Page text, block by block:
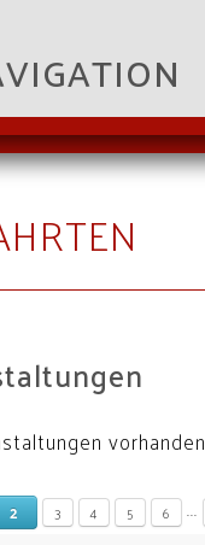
vorhanden
2 3 4 5 6 ...